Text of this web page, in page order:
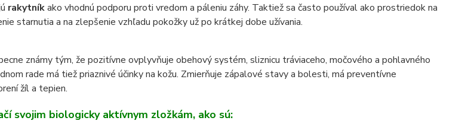
rakytníkako vhodnú podporu proti vredom a páleniu záhy. Taktiež sa často používal ako prostriedok na
starnutia a na zlepšenie vzhľadu pokožky už po krátkej dobe užívania.
známy tým, že pozitívne ovplyvňuje obehový systém, sliznicu tráviaceho, močového a pohlavného
rade má tiež priaznivé účinky na kožu. Zmierňuje zápalové stavy a bolesti, má preventívne
žíl a tepien.
svojim biologicky aktívnym zložkám, ako sú: